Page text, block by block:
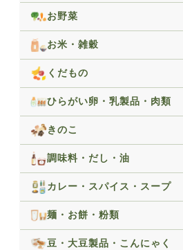
お野菜
お米・雑穀
くだもの
ひらがい卵・乳製品・肉類
きのこ
調味料・だし・油
カレー・スパイス・スープ
麺・お餅・粉類
豆・大豆製品・こんにゃく